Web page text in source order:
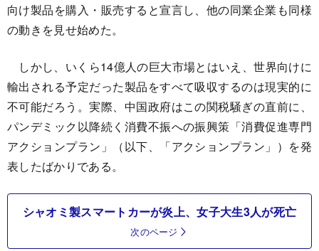
向け製品を購入・販売すると宣言し、他の同業企業も同様
の動きを見せ始めた。
しかし、いくら14億人の巨大市場とはいえ、世界向けに
輸出される予定だった製品をすべて吸収するのは現実的に
不可能だろう。実際、中国政府はこの関税騒ぎの直前に、
パンデミック以降続く消費不振への振興策「消費促進専門
アクションプラン」（以下、「アクションプラン」）を発
表したばかりである。
シャオミ製スマートカーが炎上、女子大生3人が死亡
次のページ